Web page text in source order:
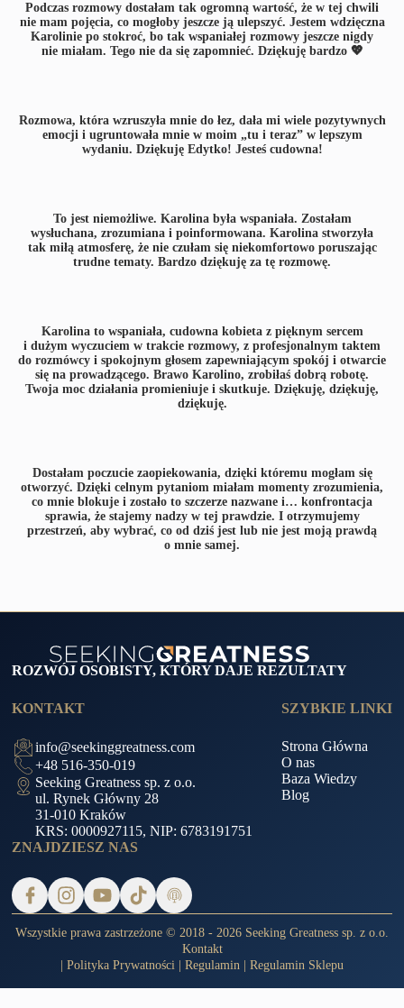
Podczas rozmowy dostałam tak ogromną wartość, że w tej chwili
nie mam pojęcia, co mogłoby jeszcze ją ulepszyć. Jestem wdzięczna
Karolinie po stokroć, bo tak wspaniałej rozmowy jeszcze nigdy
nie miałam. Tego nie da się zapomnieć. Dziękuję bardzo 💖
Rozmowa, która wzruszyła mnie do łez, dała mi wiele pozytywnych
emocji i ugruntowała mnie w moim „tu i teraz” w lepszym
wydaniu. Dziękuję Edytko! Jesteś cudowna!
To jest niemożliwe. Karolina była wspaniała. Zostałam
wysłuchana, zrozumiana i poinformowana. Karolina stworzyła
tak miłą atmosferę, że nie czułam się niekomfortowo poruszając
trudne tematy. Bardzo dziękuję za tę rozmowę.
Karolina to wspaniała, cudowna kobieta z pięknym sercem
i dużym wyczuciem w trakcie rozmowy, z profesjonalnym taktem
do rozmówcy i spokojnym głosem zapewniającym spokój i otwarcie
się na prowadzącego. Brawo Karolino, zrobiłaś dobrą robotę.
Twoja moc działania promieniuje i skutkuje. Dziękuję, dziękuję,
dziękuję.
Dostałam poczucie zaopiekowania, dzięki któremu mogłam się
otworzyć. Dzięki celnym pytaniom miałam momenty zrozumienia,
co mnie blokuje i zostało to szczerze nazwane i… konfrontacja
sprawia, że stajemy nadzy w tej prawdzie. I otrzymujemy
przestrzeń, aby wybrać, co od dziś jest lub nie jest moją prawdą
o mnie samej.
ROZWÓJ OSOBISTY, KTÓRY DAJE REZULTATY
KONTAKT
info@seekinggreatness.com
+48 516-350-019
Seeking Greatness sp. z o.o.
ul. Rynek Główny 28
31-010 Kraków
KRS: 0000927115, NIP: 6783191751
SZYBKIE LINKI
Strona Główna
O nas
Baza Wiedzy
Blog
ZNAJDZIESZ NAS
Wszystkie prawa zastrzeżone © 2018 - 2026 Seeking Greatness sp. z o.o.
Kontakt
Polityka Prywatności Regulamin Regulamin Sklepu